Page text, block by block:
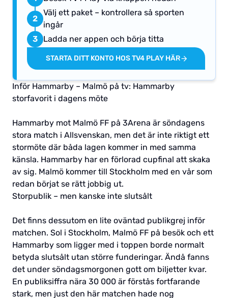
2
Välj ett paket – kontrollera så sporten
ingår
3
Ladda ner appen och börja titta
STARTA DITT KONTO HOS TV4 PLAY HÄR
Inför Hammarby – Malmö på tv: Hammarby
storfavorit i dagens möte
Hammarby mot Malmö FF på 3Arena är söndagens
stora match i Allsvenskan, men det är inte riktigt ett
stormöte där båda lagen kommer in med samma
känsla. Hammarby har en förlorad cupfinal att skaka
av sig. Malmö kommer till Stockholm med en vår som
redan börjat se rätt jobbig ut.
Storpublik – men kanske inte slutsålt
Det finns dessutom en lite oväntad publikgrej inför
matchen. Sol i Stockholm, Malmö FF på besök och ett
Hammarby som ligger med i toppen borde normalt
betyda slutsålt utan större funderingar. Ändå fanns
det under söndagsmorgonen gott om biljetter kvar.
En publiksiffra nära 30 000 är förstås fortfarande
stark, men just den här matchen hade nog